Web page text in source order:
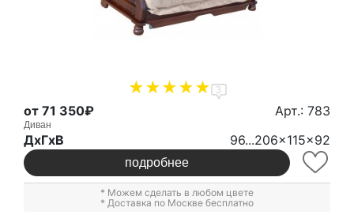
3
от 71 350₽ Арт.: 783
Диван
ДxГxВ 96...206x115x92
подробнее
* Можем сделать в любом цвете
* Доставка по Москве бесплатно